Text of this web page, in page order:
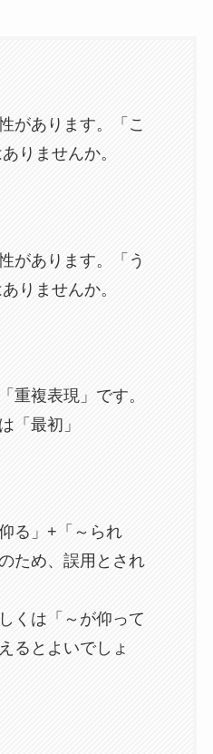
があります。「こ
りませんか。
があります。「う
りませんか。
重複表現」です。
「最初」
る」+「～られ
ため、誤用とされ
くは「～が仰って
るとよいでしょ